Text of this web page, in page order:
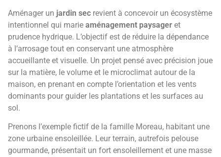
Aménager un jardin sec revient à concevoir un écosystème
intentionnel qui marie aménagement paysager et
prudence hydrique. L’objectif est de réduire la dépendance
à l’arrosage tout en conservant une atmosphère
accueillante et visuelle. Un projet pensé avec précision joue
sur la matière, le volume et le microclimat autour de la
maison, en prenant en compte l’orientation et les vents
dominants pour guider les plantations et les surfaces au
sol.
Prenons l’exemple fictif de la famille Moreau, habitant une
zone urbaine ensoleillée. Leur terrain, autrefois pelouse
gourmande, présentait un fort ensoleillement et une masse